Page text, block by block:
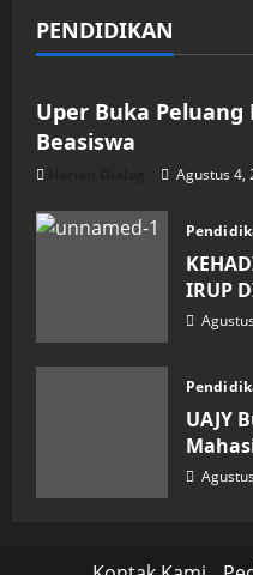
PENDIDIKAN
Pendidikan
Uper Buka Peluang
Beasiswa
Agustus 4,
IRUP
UAJY